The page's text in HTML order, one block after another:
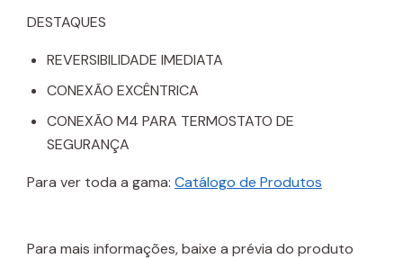
DESTAQUES
REVERSIBILIDADE IMEDIATA
CONEXÃO EXCÊNTRICA
CONEXÃO M4 PARA TERMOSTATO DE
SEGURANÇA
Para ver toda a gama: Catálogo de Produtos
Para mais informações, baixe a prévia do produto